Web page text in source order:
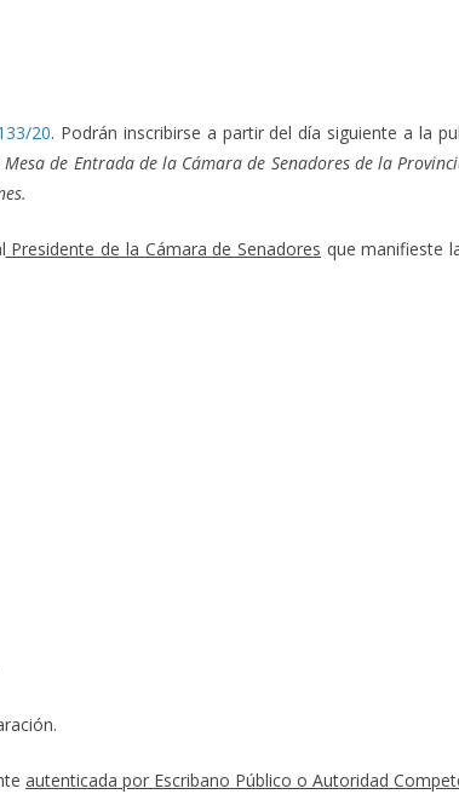
20. Podrán inscribirse a partir del día siguiente a la
Mesa de Entrada de la Cámara de Senadores de la
Presidente de la Cámara de Senadores que manifieste
autenticada por Escribano Público o Autoridad